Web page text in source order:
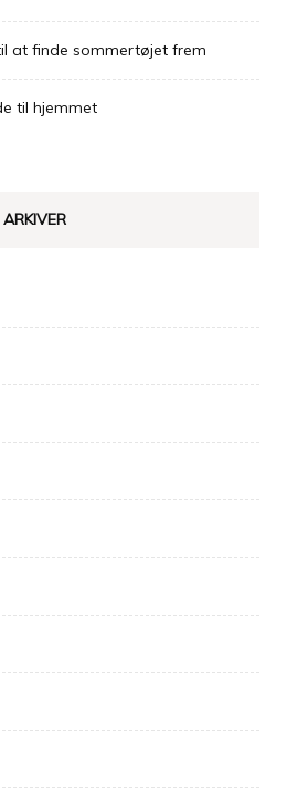
at finde sommertøjet frem
til hjemmet
ARKIVER